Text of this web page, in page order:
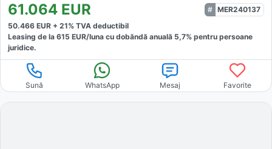
61.064 EUR
MER240137
50.466 EUR + 21% TVA deductibil
Leasing de la 615 EUR/luna cu dobăndă anuală 5,7% pentru persoane
juridice.
Sună WhatsApp Mesaj Favorite